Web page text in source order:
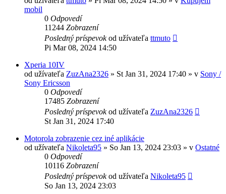
mobil
0 Odpovedí
11244 Zobrazení
Posledný príspevokod užívateľa ttmuto
Pi Mar 08, 2024 14:50
Xperia 10IV
od užívateľa ZuzAna2326 » St Jan 31, 2024 17:40 » v Sony /
Sony Ericsson
0 Odpovedí
17485 Zobrazení
Posledný príspevokod užívateľa ZuzAna2326
St Jan 31, 2024 17:40
Motorola zobrazenie cez iné aplikácie
od užívateľa Nikoleta95 » So Jan 13, 2024 23:03 » v Ostatné
0 Odpovedí
10116 Zobrazení
Posledný príspevokod užívateľa Nikoleta95
So Jan 13, 2024 23:03